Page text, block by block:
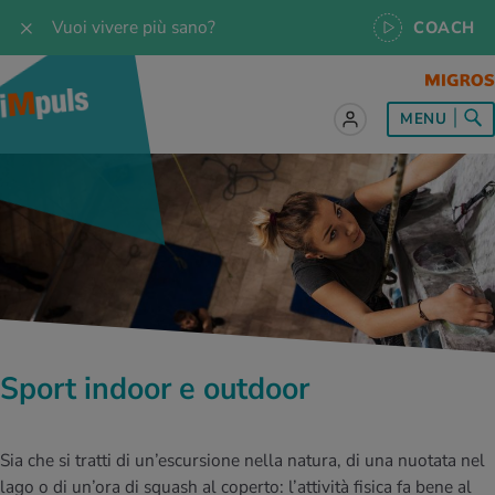
Vuoi vivere più sano? COACH
sul tema Alimentazione
le ricette
sano
sul tema Movimento
& Jogging
e outdoor
sul tema Rilassamento
per tutti i giorni
di rilassamento
sul tema Medicina
della salute
per tutti i giorni
specialistica
sul tema Servizio
test e quiz
MENU
Sport indoor e outdoor
Sia che si tratti di un’escursione nella natura, di una nuotata nel
lago o di un’ora di squash al coperto: l’attività fisica fa bene al